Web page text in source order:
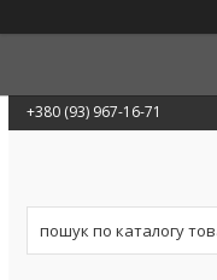
+380 (93) 967-16-71